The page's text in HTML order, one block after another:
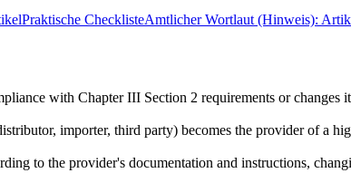
Praktische ChecklisteAmtlicher Wortlaut (Hinweis):
with Chapter III Section 2 requirements or
importer, third party) becomes the provider of a
to the provider's documentation and instructions,